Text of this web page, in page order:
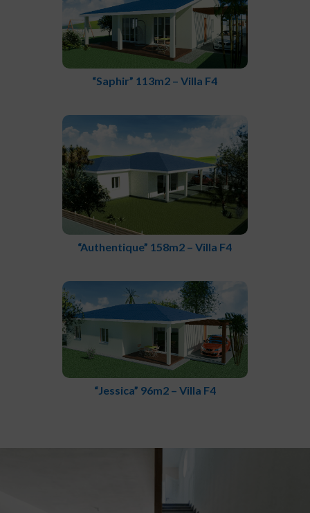
“Saphir” 113m2 – Villa F4
“Authentique” 158m2 – Villa F4
“Jessica” 96m2 – Villa F4